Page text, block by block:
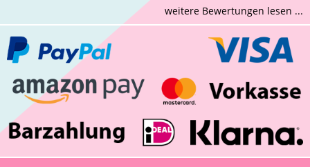
weitere Bewertungen lesen ...